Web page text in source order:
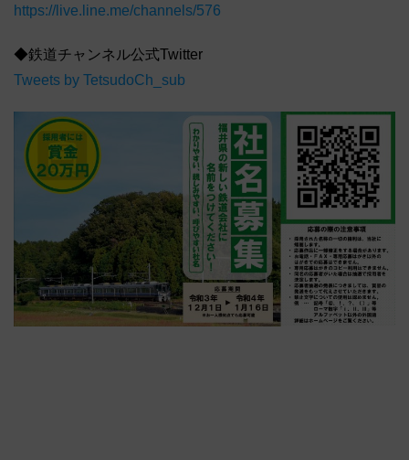
https://live.line.me/channels/576
◆鉄道チャンネル公式Twitter
Tweets by TetsudoCh_sub